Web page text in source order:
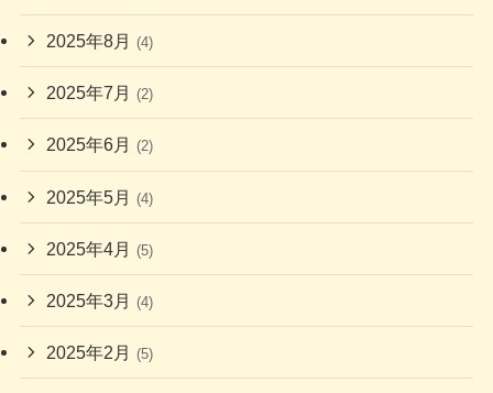
2025年8月 (4)
2025年7月 (2)
2025年6月 (2)
2025年5月 (4)
2025年4月 (5)
2025年3月 (4)
2025年2月 (5)